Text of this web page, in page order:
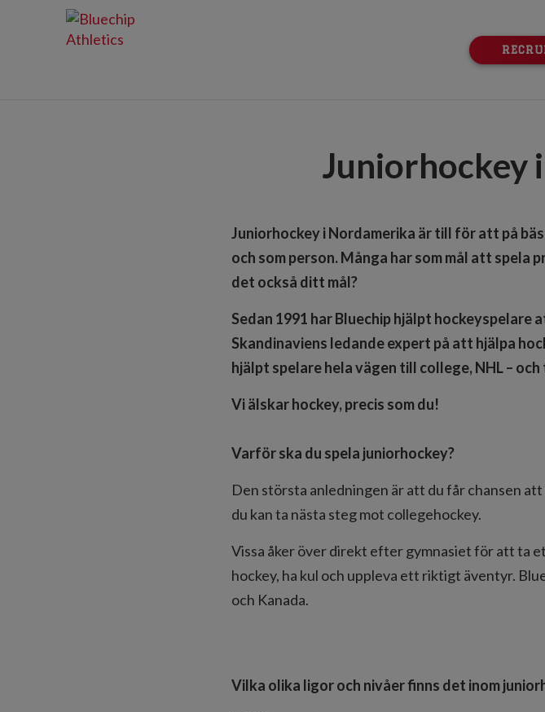
Juniorhockey
Juniorhockey i Nordamerika är till för att på
och som person. Många har som mål att
det också ditt mål?
Sedan 1991 har Bluechip hjälpt
Skandinaviens ledande expert på att hjälpa
hjälpt spelare hela vägen till college, NHL –
Vi älskar hockey, precis som du!
Varför ska du spela juniorhockey?
Den största anledningen är att du får chansen
du kan ta nästa steg mot collegehockey.
Vissa åker över direkt efter gymnasiet för att ta
hockey, ha kul och uppleva ett riktigt äventyr.
och Kanada.
Vilka olika ligor och nivåer finns det inom